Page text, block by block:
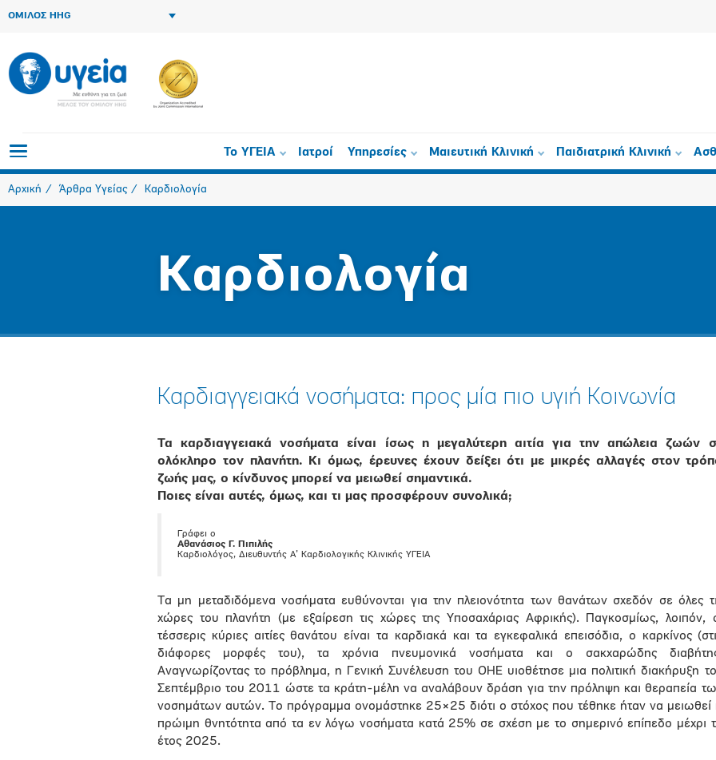
ΟΜΙΛΟΣ HHG
Το ΥΓΕΙΑ Ιατροί Υπηρεσίες Μαιευτική Κλινική Παιδιατρική Κλινική
Αρχική Άρθρα Υγείας Καρδιολογία
Καρδιολογία
Καρδιαγγειακά νοσήματα: προς μία πιο υγιή Κοινωνία
Τα καρδιαγγειακά νοσήματα είναι ίσως η μεγαλύτερη αιτία για την απώλεια ζωών
ολόκληρο τον πλανήτη. Κι όμως, έρευνες έχουν δείξει ότι με μικρές αλλαγές στον
ζωής μας, ο κίνδυνος μπορεί να μειωθεί σημαντικά.
Ποιες είναι αυτές, όμως, και τι μας προσφέρουν συνολικά;
Γράφει ο
Αθανάσιος Γ. Πιπιλής
Καρδιολόγος, Διευθυντής Α’ Καρδιολογικής Κλινικής ΥΓΕΙΑ
Τα μη μεταδιδόμενα νοσήματα ευθύνονται για την πλειονότητα των θανάτων σχεδόν σε όλες
χώρες του πλανήτη (με εξαίρεση τις χώρες της Υποσαχάριας Αφρικής). Παγκοσμίως, λοιπόν,
τέσσερις κύριες αιτίες θανάτου είναι τα καρδιακά και τα εγκεφαλικά επεισόδια, ο καρκίνος
διάφορες μορφές του), τα χρόνια πνευμονικά νοσήματα και ο σακχαρώδης
Αναγνωρίζοντας το πρόβλημα, η Γενική Συνέλευση του ΟΗΕ υιοθέτησε μια πολιτική διακήρυξη
Σεπτέμβριο του 2011 ώστε τα κράτη-μέλη να αναλάβουν δράση για την πρόληψη και θεραπεία
νοσημάτων αυτών. Το πρόγραμμα ονομάστηκε 25×25 διότι ο στόχος που τέθηκε ήταν να μειωθεί
πρώιμη θνητότητα από τα εν λόγω νοσήματα κατά 25% σε σχέση με το σημερινό επίπεδο μέχρι
έτος 2025.